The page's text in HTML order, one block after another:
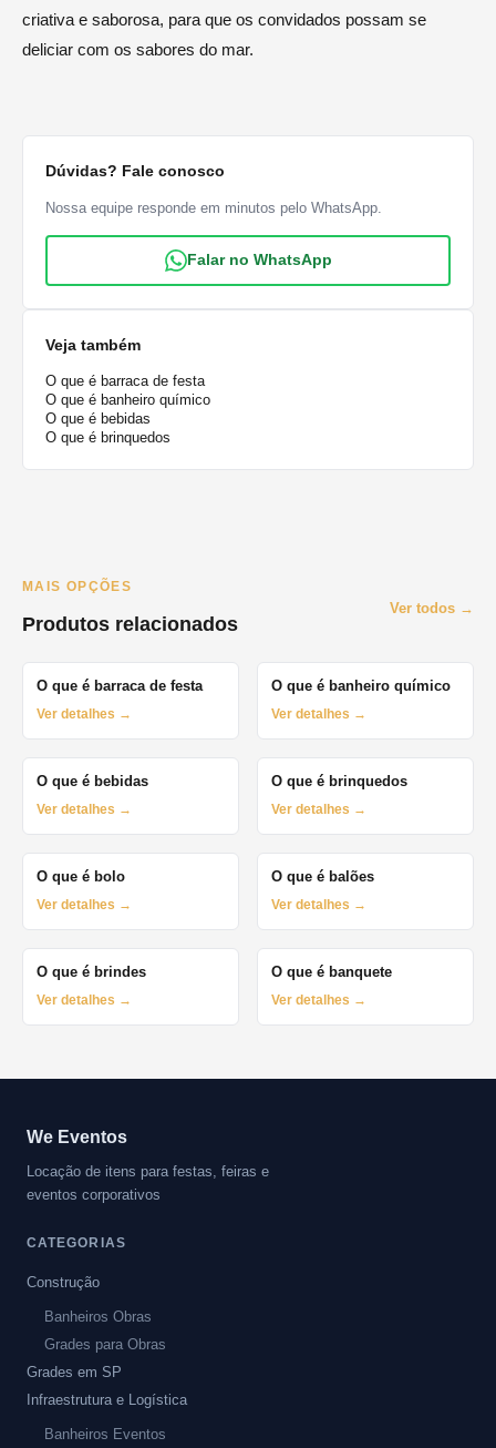
criativa e saborosa, para que os convidados possam se
deliciar com os sabores do mar.
Dúvidas? Fale conosco
Nossa equipe responde em minutos pelo WhatsApp.
Falar no WhatsApp
Veja também
O que é barraca de festa
O que é banheiro químico
O que é bebidas
O que é brinquedos
MAIS OPÇÕES
Produtos relacionados
Ver todos →
O que é barraca de festa
Ver detalhes →
O que é banheiro químico
Ver detalhes →
O que é bebidas
Ver detalhes →
O que é brinquedos
Ver detalhes →
O que é bolo
Ver detalhes →
O que é balões
Ver detalhes →
O que é brindes
Ver detalhes →
O que é banquete
Ver detalhes →
We Eventos
Locação de itens para festas, feiras e
eventos corporativos
CATEGORIAS
Construção
Banheiros Obras
Grades para Obras
Grades em SP
Infraestrutura e Logística
Banheiros Eventos